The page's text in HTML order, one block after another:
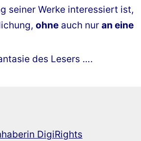
seiner Werke interessiert ist,
ohne auch nur an eine
des Lesers ….
DigiRights